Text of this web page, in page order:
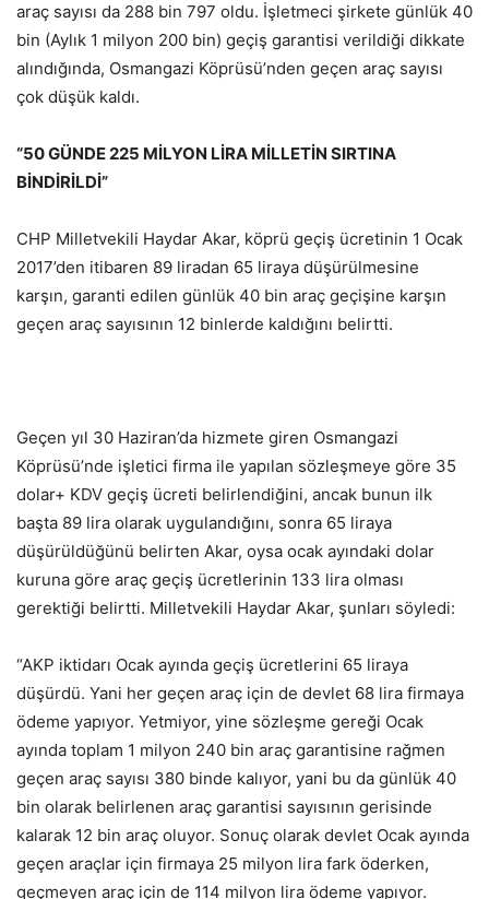
araç sayısı da 288 bin 797 oldu. İşletmeci şirkete günlük 40
bin (Aylık 1 milyon 200 bin) geçiş garantisi verildiği dikkate
alındığında, Osmangazi Köprüsü’nden geçen araç sayısı
çok düşük kaldı.
“50 GÜNDE 225 MİLYON LİRA MİLLETİN SIRTINA
BİNDİRİLDİ”
CHP Milletvekili Haydar Akar, köprü geçiş ücretinin 1 Ocak
2017’den itibaren 89 liradan 65 liraya düşürülmesine
karşın, garanti edilen günlük 40 bin araç geçişine karşın
geçen araç sayısının 12 binlerde kaldığını belirtti.
Geçen yıl 30 Haziran’da hizmete giren Osmangazi
Köprüsü’nde işletici firma ile yapılan sözleşmeye göre 35
dolar+ KDV geçiş ücreti belirlendiğini, ancak bunun ilk
başta 89 lira olarak uygulandığını, sonra 65 liraya
düşürüldüğünü belirten Akar, oysa ocak ayındaki dolar
kuruna göre araç geçiş ücretlerinin 133 lira olması
gerektiği belirtti. Milletvekili Haydar Akar, şunları söyledi:
“AKP iktidarı Ocak ayında geçiş ücretlerini 65 liraya
düşürdü. Yani her geçen araç için de devlet 68 lira firmaya
ödeme yapıyor. Yetmiyor, yine sözleşme gereği Ocak
ayında toplam 1 milyon 240 bin araç garantisine rağmen
geçen araç sayısı 380 binde kalıyor, yani bu da günlük 40
bin olarak belirlenen araç garantisi sayısının gerisinde
kalarak 12 bin araç oluyor. Sonuç olarak devlet Ocak ayında
geçen araçlar için firmaya 25 milyon lira fark öderken,
geçmeyen araç için de 114 milyon lira ödeme yapıyor.